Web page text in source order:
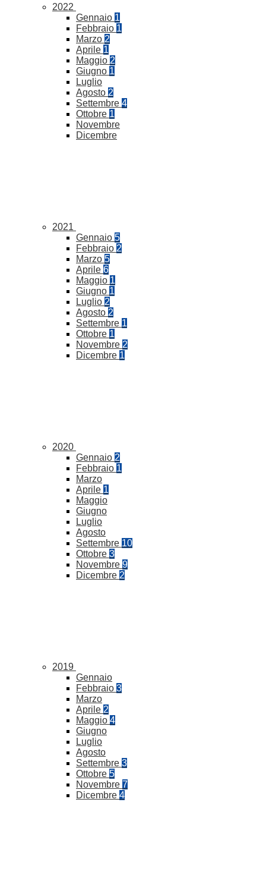
2022
Gennaio 1
Febbraio 1
Marzo 2
Aprile 1
Maggio 2
Giugno 1
Luglio
Agosto 2
Settembre 4
Ottobre 1
Novembre
Dicembre
2021
Gennaio 5
Febbraio 2
Marzo 5
Aprile 6
Maggio 1
Giugno 1
Luglio 2
Agosto 2
Settembre 1
Ottobre 1
Novembre 2
Dicembre 1
2020
Gennaio 2
Febbraio 1
Marzo
Aprile 1
Maggio
Giugno
Luglio
Agosto
Settembre 10
Ottobre 3
Novembre 9
Dicembre 2
2019
Gennaio
Febbraio 3
Marzo
Aprile 2
Maggio 4
Giugno
Luglio
Agosto
Settembre 3
Ottobre 5
Novembre 7
Dicembre 4